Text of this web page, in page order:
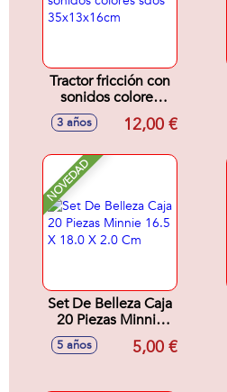
Tractor fricción con
sonidos colores
sdos 35x13x16cm
3 años 12,00 €
NOVEDAD
Set De Belleza Caja
20 Piezas Minnie
16.5 X 18.0 X 2.0
5 años 5,00 €